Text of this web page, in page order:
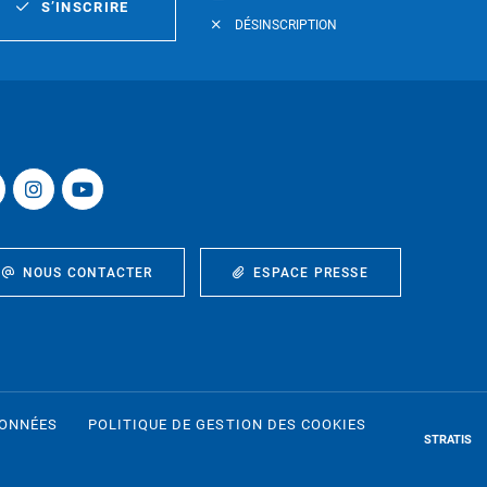
S’INSCRIRE
DÉSINSCRIPTION
NOUS CONTACTER ESPACE PRESSE
POLITIQUE DE GESTION DES COOKIES
STRATIS